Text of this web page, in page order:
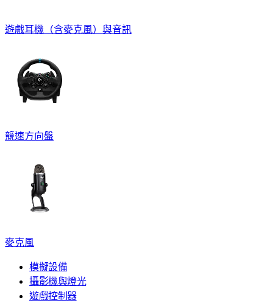
遊戲耳機（含麥克風）與音訊
競速方向盤
麥克風
模擬設備
攝影機與燈光
遊戲控制器